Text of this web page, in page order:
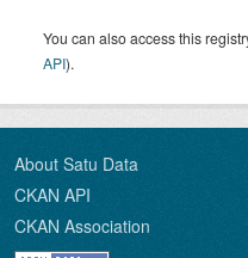
You can also access this
API).
About Satu Data
CKAN API
CKAN Association